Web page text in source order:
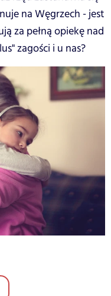
na Węgrzech - jest
za pełną opiekę nad
zagości i u nas?